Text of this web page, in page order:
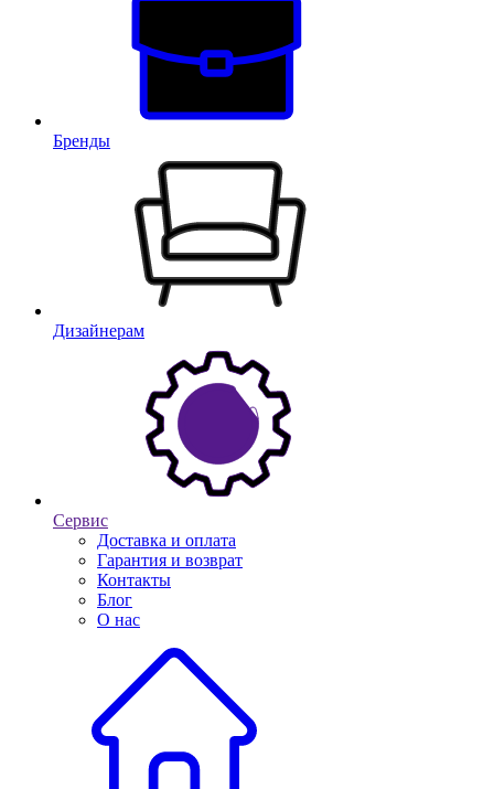
Бренды
Дизайнерам
Сервис
Доставка и оплата
Гарантия и возврат
Контакты
Блог
О нас